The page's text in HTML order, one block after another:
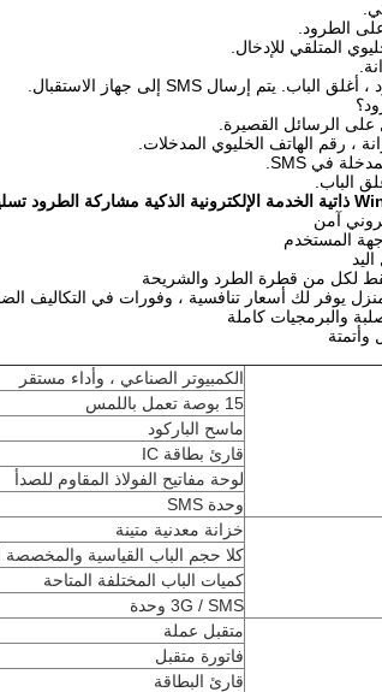
يتم إرسال SMS إلى جهاز الاستقبال.
آمن
المستخدم
لكل من قطرة الطرد والشريحة
يوفر لك أسعار تنافسية ، وفورات في التكاليف
والبرمجيات كاملة
الكمبيوتر الصناعي ، وأداء مستقر
15 بوصة تعمل باللمس
ماسح الباركود
قارئ بطاقة IC
لوحة مفاتيح الفولاذ المقاوم للصدأ
وحدة SMS
خزانة معدنية متينة
كلا حجم الباب القياسية والمخصصة
كميات الباب المختلفة المتاحة
3G / SMS وحدة
متقبل عملة
فاتورة متقبل
قارئ البطاقة